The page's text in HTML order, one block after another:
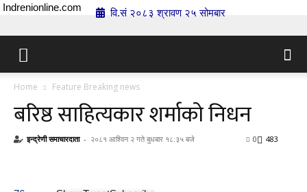
Indrenionline.com वि.सं २०८३ श्रावण २५ सोमबार
Home Feature Breaking news
बरिष्ठ साहित्यकार शर्माको निधन
इन्द्रेणी समाचारदाता - २०८१ आश्विन २ गते बुधबार १८:३५ बजे 483
0